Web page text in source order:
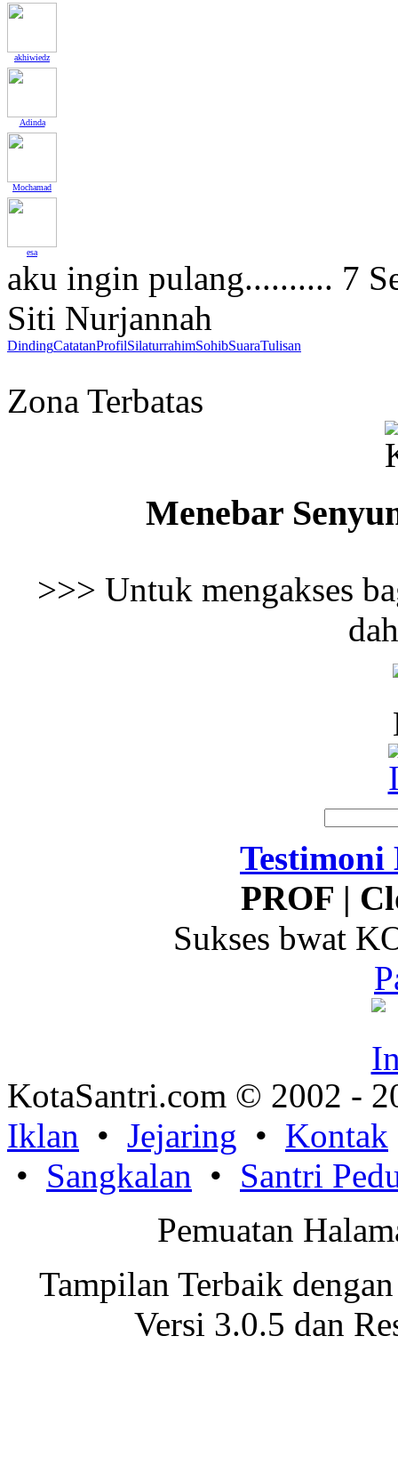
akhiwiedz
Adinda
Mochamad
esa
aku ingin pulang.......... 7
Siti Nurjannah
DindingCatatanProfilSilaturrahimSohibSuaraTulisan
Zona Terbatas
Menebar
>>> Untuk mengakses
PROF |
Sukses bwat
KotaSantri.com © 2002 -
Iklan • Jejaring • Kontak
• Sangkalan • Santri
Pemuatan
Tampilan Terbaik
Versi 3.0.5 dan